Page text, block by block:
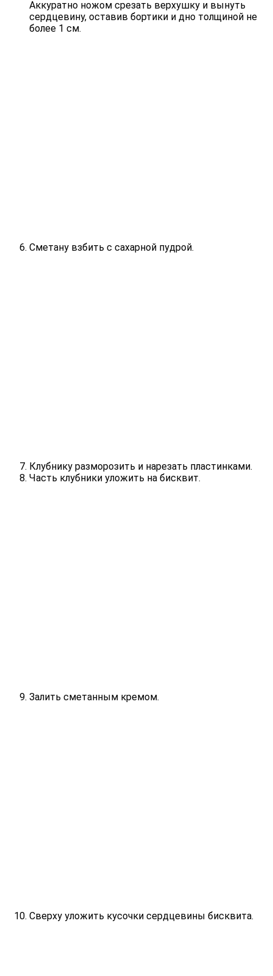
Аккуратно ножом срезать верхушку и вынуть
сердцевину, оставив бортики и дно толщиной не
более 1 см.
Сметану взбить с сахарной пудрой.
Клубнику разморозить и нарезать пластинками.
Часть клубники уложить на бисквит.
Залить сметанным кремом.
Сверху уложить кусочки сердцевины бисквита.